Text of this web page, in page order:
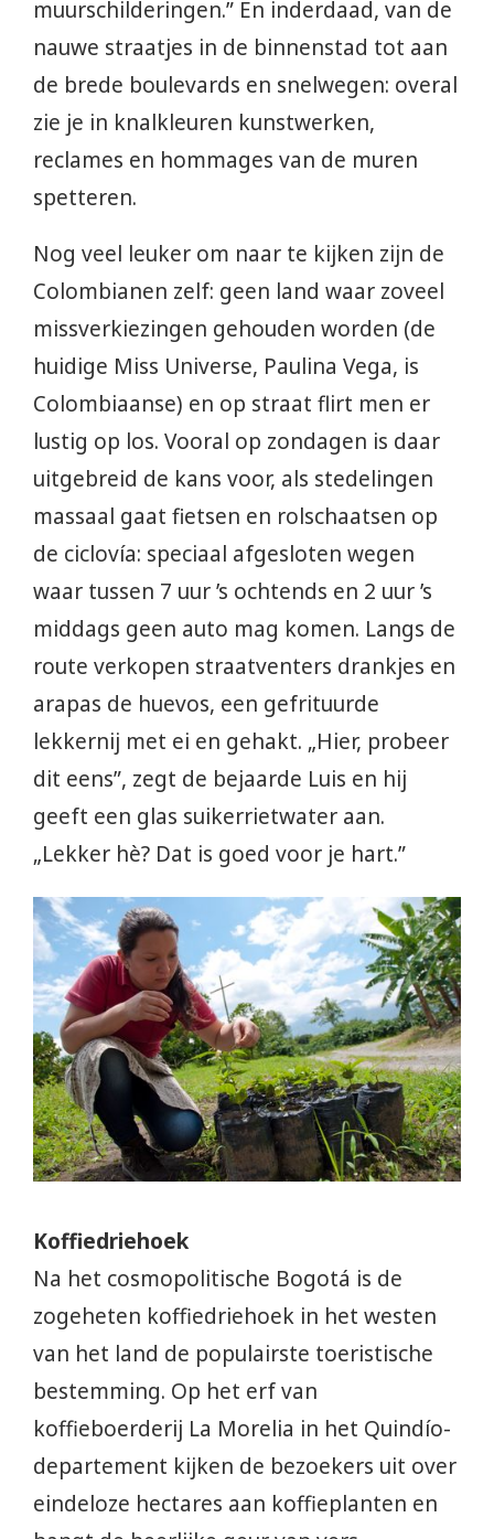
muurschilderingen.” En inderdaad, van de
nauwe straatjes in de binnenstad tot aan
de brede boulevards en snelwegen: overal
zie je in knalkleuren kunstwerken,
reclames en hommages van de muren
spetteren.
Nog veel leuker om naar te kijken zijn de
Colombianen zelf: geen land waar zoveel
missverkiezingen gehouden worden (de
huidige Miss Universe, Paulina Vega, is
Colombiaanse) en op straat flirt men er
lustig op los. Vooral op zondagen is daar
uitgebreid de kans voor, als stedelingen
massaal gaat fietsen en rolschaatsen op
de ciclovía: speciaal afgesloten wegen
waar tussen 7 uur ’s ochtends en 2 uur ’s
middags geen auto mag komen. Langs de
route verkopen straatventers drankjes en
arapas de huevos, een gefrituurde
lekkernij met ei en gehakt. „Hier, probeer
dit eens”, zegt de bejaarde Luis en hij
geeft een glas suikerrietwater aan.
„Lekker hè? Dat is goed voor je hart.”
Koffiedriehoek
Na het cosmopolitische Bogotá is de
zogeheten koffiedriehoek in het westen
van het land de populairste toeristische
bestemming. Op het erf van
koffieboerderij La Morelia in het Quindío-
departement kijken de bezoekers uit over
eindeloze hectares aan koffieplanten en